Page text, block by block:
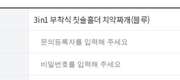
3in1 부착식 칫솔홀더 치약짜개(블루)